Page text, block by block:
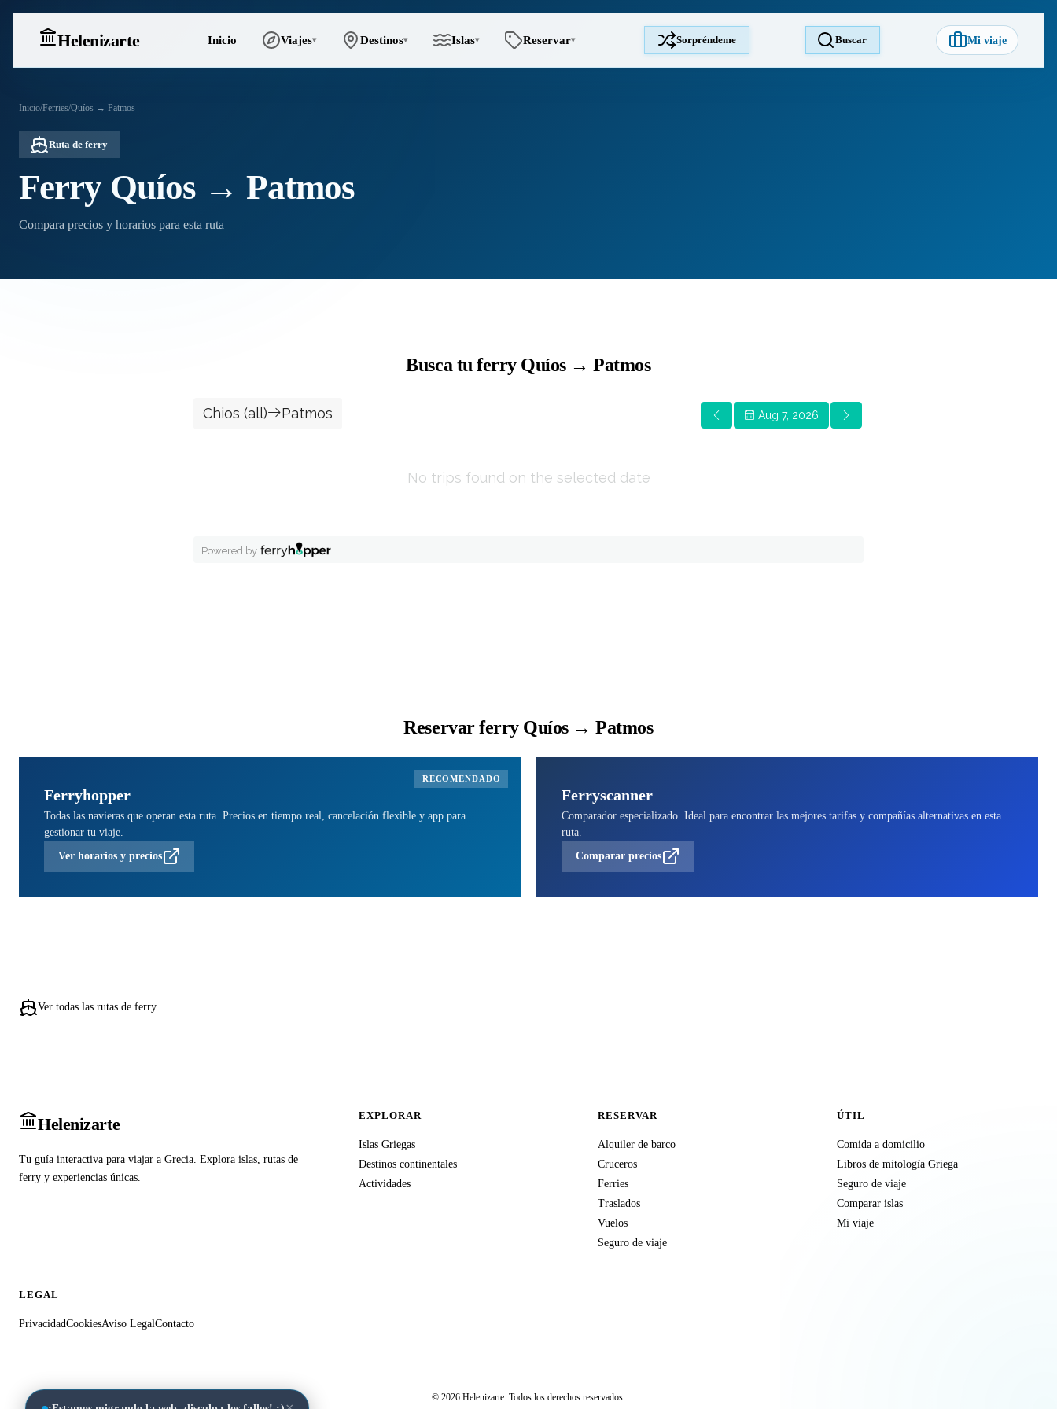
Helenizarte Inicio Viajes▾ Destinos▾ Islas▾ Reservar▾ Sorpréndeme Buscar Mi viaje
Inicio/Ferries/Quíos → Patmos
Ruta de ferry
Ferry Quíos → Patmos
Compara precios y horarios para esta ruta
Busca tu ferry Quíos → Patmos
Reservar ferry Quíos → Patmos
RECOMENDADO
Ferryhopper
Todas las navieras que operan esta ruta. Precios en tiempo real, cancelación flexible y app para
gestionar tu viaje.
Ver horarios y precios
Ferryscanner
Comparador especializado. Ideal para encontrar las mejores tarifas y compañías alternativas en esta
ruta.
Comparar precios
Ver todas las rutas de ferry
Helenizarte
Tu guía interactiva para viajar a Grecia. Explora islas, rutas de
ferry y experiencias únicas.
EXPLORAR
Islas Griegas
Destinos continentales
Actividades
RESERVAR
Alquiler de barco
Cruceros
Ferries
Traslados
Vuelos
Seguro de viaje
ÚTIL
Comida a domicilio
Libros de mitología Griega
Seguro de viaje
Comparar islas
Mi viaje
LEGAL
PrivacidadCookiesAviso LegalContacto
© 2026 Helenizarte. Todos los derechos reservados.